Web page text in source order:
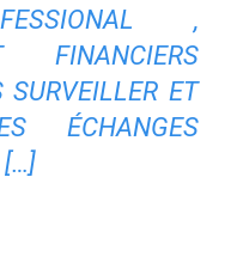
,
FINANCIERS
SURVEILLER ET
ÉCHANGES
[…]